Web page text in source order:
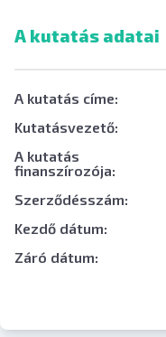
A kutatás adatai
A kutatás címe:
Kutatásvezető:
A kutatás
finanszírozója:
Szerződésszám:
Kezdő dátum:
Záró dátum: